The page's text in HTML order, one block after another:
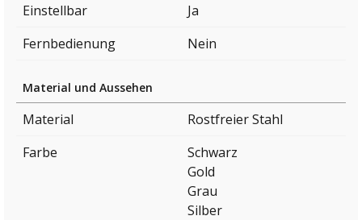
Einstellbar
Ja
Fernbedienung
Nein
Material und Aussehen
Material
Rostfreier Stahl
Farbe
Schwarz
Gold
Grau
Silber